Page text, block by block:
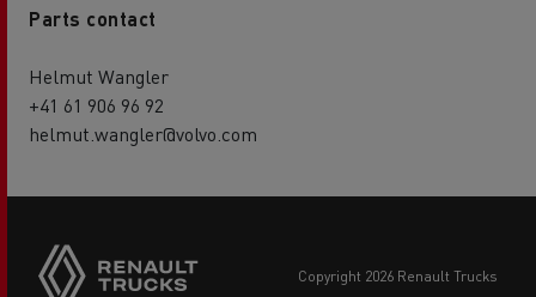
Parts contact
Helmut Wangler
+41 61 906 96 92
helmut.wangler@volvo.com
copyright 2026 Renault Trucks